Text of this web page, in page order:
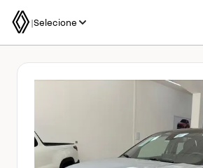
|Selecione